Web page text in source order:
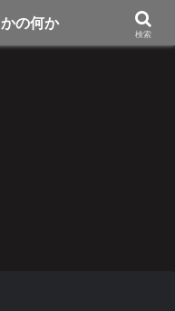
の何か
検索